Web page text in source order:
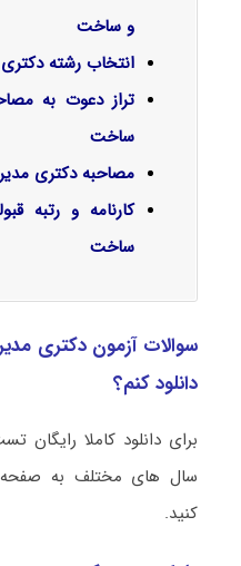
و ساخت
انتخاب رشته
تراز دعوت به
ساخت
مصاحبه دکتری
کارنامه و رتبه
ساخت
سوالات آزمون دکتری
دانلود کنم؟
برای دانلود کاملا
سال های مختلف به صفحه
کنید.